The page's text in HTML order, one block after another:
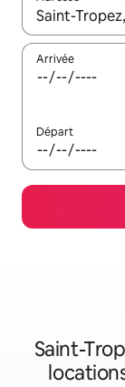
Lorsque les
Arrivée
Départ
Saint-